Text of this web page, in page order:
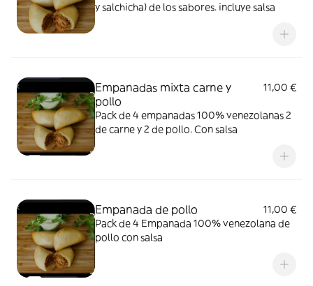
y salchicha) de los sabores. incluye salsa
Empanadas mixta carne y
pollo
11,00 €
Pack de 4 empanadas 100% venezolanas 2
de carne y 2 de pollo. Con salsa
Empanada de pollo
11,00 €
Pack de 4 Empanada 100% venezolana de
pollo con salsa